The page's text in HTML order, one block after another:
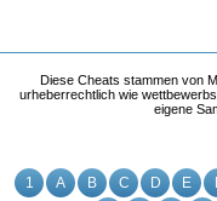
1 A B C D E
Diese Cheats stammen von
urheberrechtlich wie
eigene